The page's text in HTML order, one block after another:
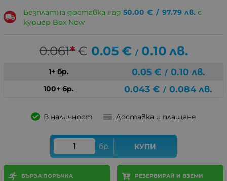
Безплатна доставка над 50.00 € / 97.79 лв. с
куриер Box Now
0.061*€ 0.05 € / 0.10 лв.
1+ бр. 0.05 € / 0.10 лв.
100+ бр. 0.043 € / 0.084 лв.
В наличност Доставка и плащане
бр. КУПИ
БЪРЗА ПОРЪЧКА РЕЗЕРВИРАЙ И ВЗЕМИ